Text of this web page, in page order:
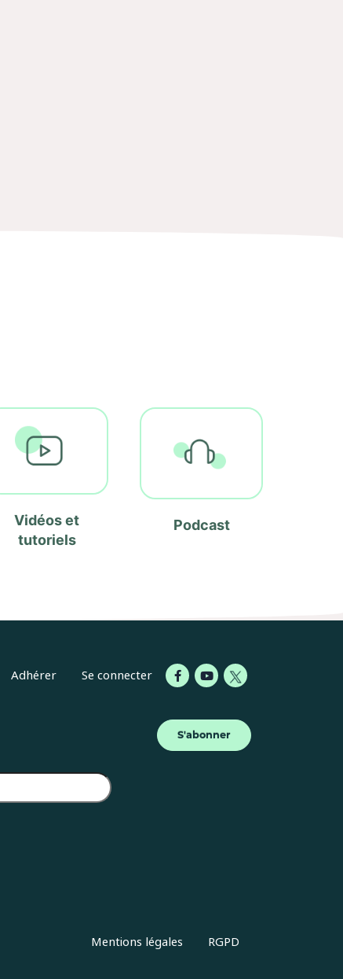
Vidéos et
tutoriels
Podcast
Adhérer Se connecter
S'abonner
Mentions légales RGPD